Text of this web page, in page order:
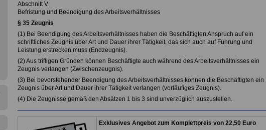
Abschnitt V
Befristung und Beendigung des Arbeitsverhältnisses
§ 35 Zeugnis
(1) Bei Beendigung des Arbeitsverhältnisses haben die Beschäftigten Anspruch auf ein
schriftliches Zeugnis über Art und Dauer ihrer Tätigkeit, das sich auch auf Führung und
Leistung erstrecken muss (Endzeugnis).
(2) Aus triftigen Gründen können Beschäftigte auch während des Arbeitsverhältnisses ein
Zeugnis verlangen (Zwischenzeugnis).
(3) Bei bevorstehender Beendigung des Arbeitsverhältnisses können die Beschäftigten ein
Zeugnis über Art und Dauer ihrer Tätigkeit verlangen (vorläufiges Zeugnis).
(4) Die Zeugnisse gemäß den Absätzen 1 bis 3 sind unverzüglich auszustellen.
Exklusives Angebot zum Komplettpreis von 22,50 Euro